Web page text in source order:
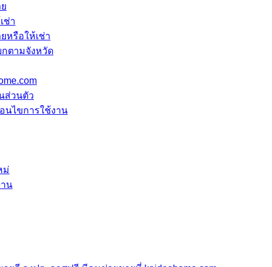
ช่า
หรือให้เช่า
ตามจังหวัด
ส่วนตัว
นไขการใช้งาน
ม่
าน